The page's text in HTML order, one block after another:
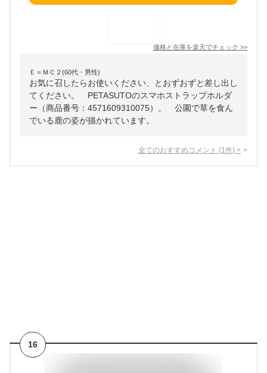
価格と在庫を楽天でチェック >>
Ｅ＝ＭＣ２(60代・男性)
お気に召したらお使いください、とおずおずと差し出し
てください。 PETASUTOのスマホストラップホルダ
ー（商品番号：4571609310075）。 公園で草を食ん
でいる鹿の姿が描かれています。
全てのおすすめコメント (1 件) >
16